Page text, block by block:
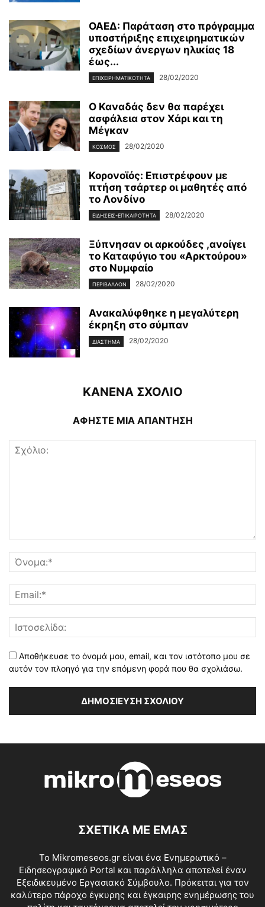
ΟΑΕΔ: Παράταση στο πρόγραμμα
υποστήριξης επιχειρηματικών
σχεδίων άνεργων ηλικίας 18
έως...
ΕΠΙΧΕΙΡΗΜΑΤΙΚΌΤΗΤΑ 28/02/2020
Ο Καναδάς δεν θα παρέχει
ασφάλεια στον Χάρι και τη
Μέγκαν
ΚΌΣΜΟΣ 28/02/2020
Κορονοϊός: Επιστρέφουν με
πτήση τσάρτερ οι μαθητές από
το Λονδίνο
ΕΙΔΉΣΕΙΣ-ΕΠΙΚΑΙΡΌΤΗΤΑ 28/02/2020
Ξύπνησαν οι αρκούδες ,ανοίγει
το Καταφύγιο του «Αρκτούρου»
στο Νυμφαίο
ΠΕΡΙΒΆΛΛΟΝ 28/02/2020
Ανακαλύφθηκε η μεγαλύτερη
έκρηξη στο σύμπαν
ΔΙΆΣΤΗΜΑ 28/02/2020
ΚΑΝΕΝΑ ΣΧΟΛΙΟ
ΑΦΗΣΤΕ ΜΙΑ ΑΠΑΝΤΗΣΗ
Αποθήκευσε το όνομά μου, email, και τον ιστότοπο μου σε
αυτόν τον πλοηγό για την επόμενη φορά που θα σχολιάσω.
ΣΧΕΤΙΚΑ ΜΕ ΕΜΑΣ
Το Mikromeseos.gr είναι ένα Ενημερωτικό –
Ειδησεογραφικό Portal και παράλληλα αποτελεί έναν
Εξειδικευμένο Εργασιακό Σύμβουλο. Πρόκειται για τον
καλύτερο πάροχο έγκυρης και έγκαιρης ενημέρωσης του